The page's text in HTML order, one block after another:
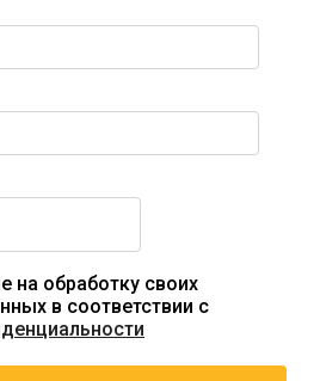
на обработку своих
в соответствии с